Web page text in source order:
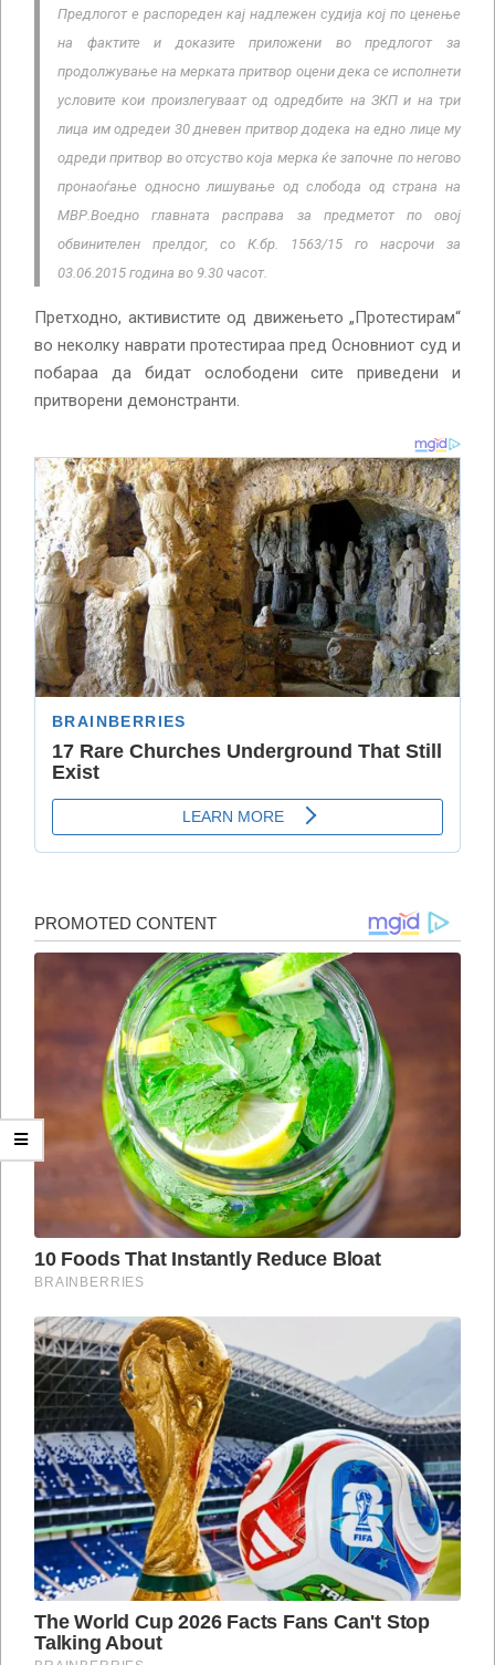
Предлогот е распореден кај надлежен судија кој по ценење
на фактите и доказите приложени во предлогот за
продолжување на мерката притвор оцени дека се исполнети
условите кои произлегуваат од одредбите на ЗКП и на три
лица им одредеи 30 дневен притвор додека на едно лице му
одреди притвор во отсуство која мерка ќе започне по негово
пронаоѓање односно лишување од слобода од страна на
МВР.Воедно главната расправа за предметот по овој
обвинителен прелдог, со К.бр. 1563/15 го насрочи за
03.06.2015 година во 9.30 часот.
Претходно, активистите од движењето „Протестирам“
во неколку наврати протестираа пред Основниот суд и
побараа да бидат ослободени сите приведени и
притворени демонстранти.